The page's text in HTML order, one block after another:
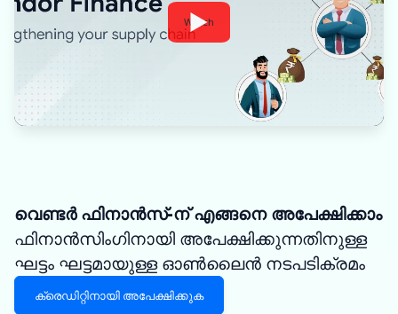
Watch
വെണ്ടർ ഫിനാൻസ്-ന് എങ്ങനെ അപേക്ഷിക്കാം
ഫിനാൻസിംഗിനായി അപേക്ഷിക്കുന്നതിനുള്ള
ഘട്ടം ഘട്ടമായുള്ള ഓൺലൈൻ നടപടിക്രമം
ക്രെഡിറ്റിനായി അപേക്ഷിക്കുക